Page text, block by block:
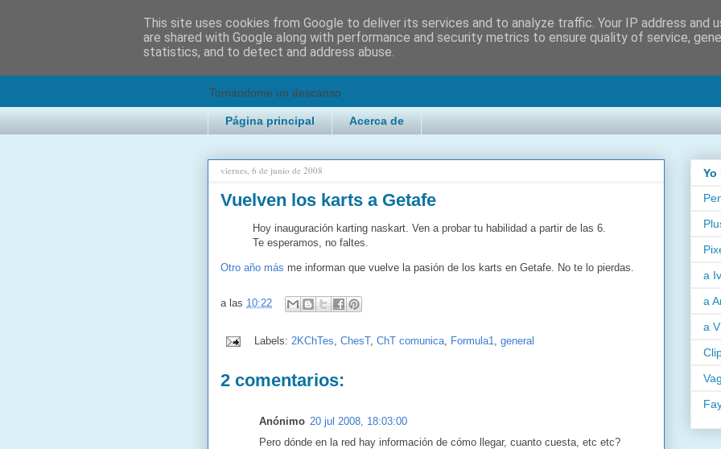
2KChTes
Tomándome un descanso
Página principal Acerca de
viernes, 6 de junio de 2008
Vuelven los karts a Getafe
Hoy inauguración karting naskart. Ven a probar tu habilidad a partir de las 6.
Te esperamos, no faltes.
Otro año más me informan que vuelve la pasión de los karts en Getafe. No te lo pierdas.
a las 10:22
Labels: 2KChTes ChesT, ChT comunica, Formula1 general
2 comentarios:
Anónimo 20 jul 2008, 18:03:00
Pero dónde en la red hay información de cómo llegar, cuanto cuesta, etc etc?
Yo
a
a
a
This site uses cookies from Google to deliver its services and to analyze traffic. Your IP address and
are shared with Google along with performance and security metrics to ensure quality of service,
statistics, and to detect and address abuse.